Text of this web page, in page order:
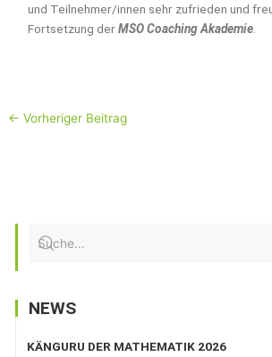
und Teilnehmer/innen sehr zufrieden und
Fortsetzung derMSO Coaching Akademie
← Vorheriger Beitrag
NEWS
KÄNGURU DER MATHEMATIK 2026